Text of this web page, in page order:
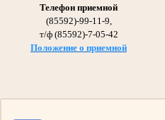
Телефон приемной
(85592)-99-11-9,
т/ф (85592)-7-05-42
Положение о приемной